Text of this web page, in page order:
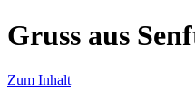
Gruss aus
Zum Inhalt